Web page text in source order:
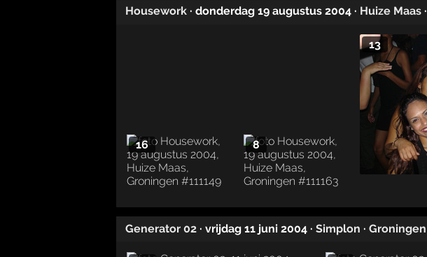
Housework · donderdag 19 augustus 2004 · Huize Maas ·
16 8
13
Generator 02 · vrijdag 11 juni 2004 · Simplon · Groningen